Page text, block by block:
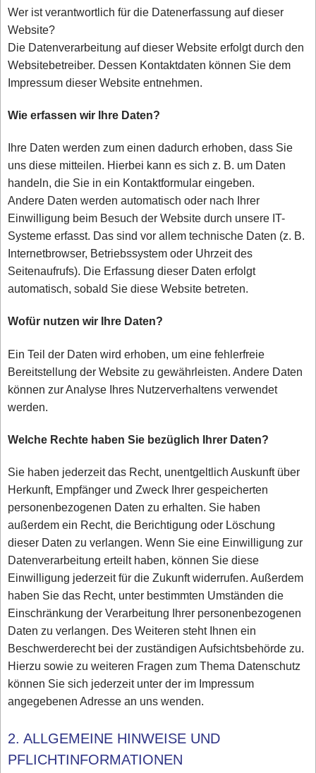
Wer ist verantwortlich für die Datenerfassung auf dieser
Website?
Die Datenverarbeitung auf dieser Website erfolgt durch den
Websitebetreiber. Dessen Kontaktdaten können Sie dem
Impressum dieser Website entnehmen.
Wie erfassen wir Ihre Daten?
Ihre Daten werden zum einen dadurch erhoben, dass Sie
uns diese mitteilen. Hierbei kann es sich z. B. um Daten
handeln, die Sie in ein Kontaktformular eingeben.
Andere Daten werden automatisch oder nach Ihrer
Einwilligung beim Besuch der Website durch unsere IT-
Systeme erfasst. Das sind vor allem technische Daten (z. B.
Internetbrowser, Betriebssystem oder Uhrzeit des
Seitenaufrufs). Die Erfassung dieser Daten erfolgt
automatisch, sobald Sie diese Website betreten.
Wofür nutzen wir Ihre Daten?
Ein Teil der Daten wird erhoben, um eine fehlerfreie
Bereitstellung der Website zu gewährleisten. Andere Daten
können zur Analyse Ihres Nutzerverhaltens verwendet
werden.
Welche Rechte haben Sie bezüglich Ihrer Daten?
Sie haben jederzeit das Recht, unentgeltlich Auskunft über
Herkunft, Empfänger und Zweck Ihrer gespeicherten
personenbezogenen Daten zu erhalten. Sie haben
außerdem ein Recht, die Berichtigung oder Löschung
dieser Daten zu verlangen. Wenn Sie eine Einwilligung zur
Datenverarbeitung erteilt haben, können Sie diese
Einwilligung jederzeit für die Zukunft widerrufen. Außerdem
haben Sie das Recht, unter bestimmten Umständen die
Einschränkung der Verarbeitung Ihrer personenbezogenen
Daten zu verlangen. Des Weiteren steht Ihnen ein
Beschwerderecht bei der zuständigen Aufsichtsbehörde zu.
Hierzu sowie zu weiteren Fragen zum Thema Datenschutz
können Sie sich jederzeit unter der im Impressum
angegebenen Adresse an uns wenden.
2. ALLGEMEINE HINWEISE UND
PFLICHTINFORMATIONEN